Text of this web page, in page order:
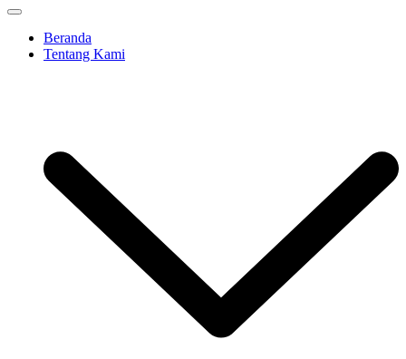
Beranda
Tentang Kami